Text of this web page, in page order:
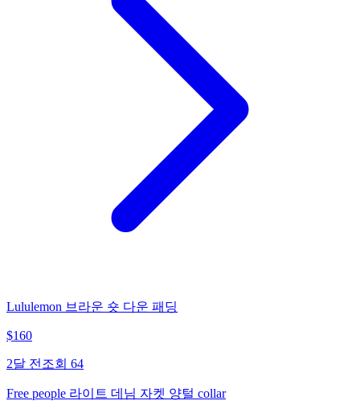
Lululemon 브라운 숏 다운 패딩
$160
2달 전 조회 64
Free people 라이트 데님 자켓 양털 collar